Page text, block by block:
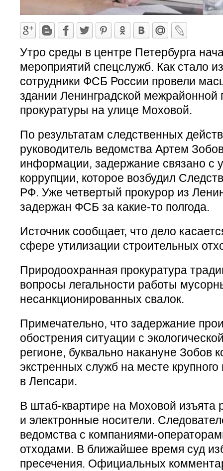
Утро среды в центре Петербурга
мероприятий спецслужб. Как стало
сотрудники ФСБ России провели
здании Ленинградской межрайонной
прокуратуры на улице Моховой.
По результатам следственных
руководитель ведомства Артем
информации, задержание связано с
коррупции, которое возбудил
РФ. Уже четвертый прокурор из
задержан ФСБ за какие-то полгода.
Источник сообщает, что дело
сфере утилизации строительных
Природоохранная прокуратура
вопросы легальности работы
несанкционированных свалок.
Примечательно, что задержание
обострения ситуации с
регионе, буквально накануне Зобов
экстренных служб на месте крупного
в Лепсари.
В штаб-квартире на Моховой изъята
и электронные носители.
ведомства с компаниями-
отходами. В ближайшее время суд
пресечения. Официальных